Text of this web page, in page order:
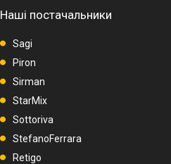
Наші постачальники
Sagi
Piron
Sirman
StarMix
Sottoriva
StefanoFerrara
Retigo